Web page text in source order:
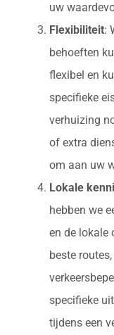
uw
Flexibiliteit:
behoeften
flexibel en
specifieke
verhuizing
of extra
om aan uw
Lokale
hebben we
en de lokale
beste
specifieke
tijdens een